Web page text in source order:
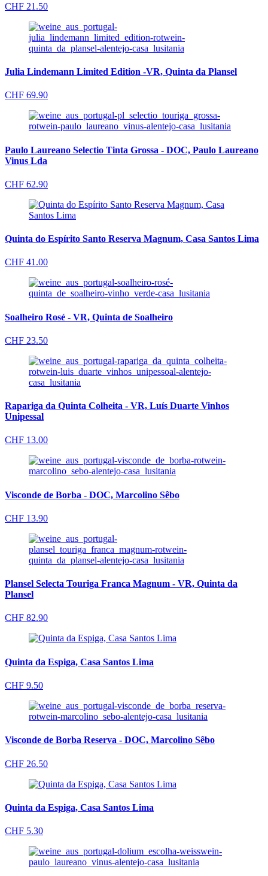
CHF 21.50
Julia Lindemann Limited Edition -VR, Quinta da Plansel
CHF 69.90
Paulo Laureano Selectio Tinta Grossa - DOC, Paulo Laureano
Vinus Lda
CHF 62.90
Quinta do Espírito Santo Reserva Magnum, Casa Santos Lima
CHF 41.00
Soalheiro Rosé - VR, Quinta de Soalheiro
CHF 23.50
Rapariga da Quinta Colheita - VR, Luís Duarte Vinhos
Unipessal
CHF 13.00
Visconde de Borba - DOC, Marcolino Sêbo
CHF 13.90
Plansel Selecta Touriga Franca Magnum - VR, Quinta da
Plansel
CHF 82.90
Quinta da Espiga, Casa Santos Lima
CHF 9.50
Visconde de Borba Reserva - DOC, Marcolino Sêbo
CHF 26.50
Quinta da Espiga, Casa Santos Lima
CHF 5.30